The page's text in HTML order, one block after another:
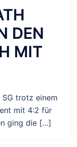
DEN
MIT
trotz einem
mit 4:2 für
ging die […]